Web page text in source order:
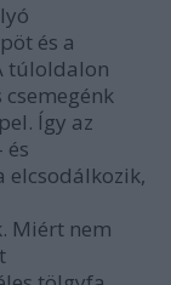
és a
túloldalon
csemegénk
Így az
és
elcsodálkozik,
Miért nem